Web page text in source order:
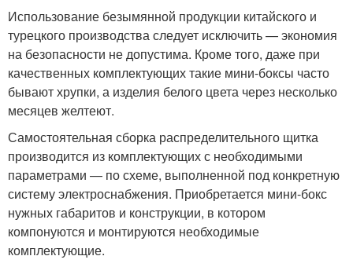
Использование безымянной продукции китайского и
турецкого производства следует исключить — экономия
на безопасности не допустима. Кроме того, даже при
качественных комплектующих такие мини-боксы часто
бывают хрупки, а изделия белого цвета через несколько
месяцев желтеют.
Самостоятельная сборка распределительного щитка
производится из комплектующих с необходимыми
параметрами — по схеме, выполненной под конкретную
систему электроснабжения. Приобретается мини-бокс
нужных габаритов и конструкции, в котором
компонуются и монтируются необходимые
комплектующие.